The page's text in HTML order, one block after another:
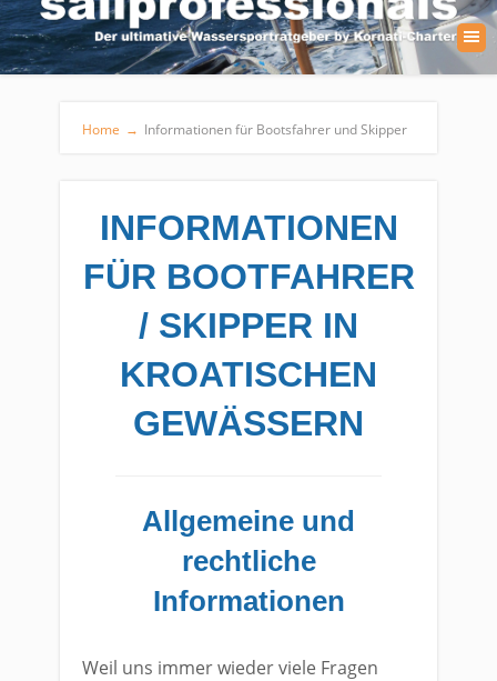
Home → Informationen für Bootsfahrer und Skipper
INFORMATIONEN
FÜR BOOTFAHRER
/ SKIPPER IN
KROATISCHEN
GEWÄSSERN
Allgemeine und
rechtliche
Informationen
Weil uns immer wieder viele Fragen